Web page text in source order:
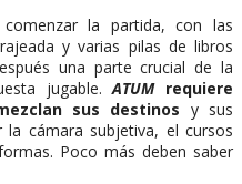
la partida, con las
y varias pilas de libros
una parte crucial de la
jugable.ATUM requiere
sus destinos y sus
cámara subjetiva, el cursos
Poco más deben saber